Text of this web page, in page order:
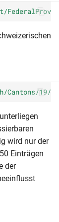
Cantons/19/
wird nur der
Einträgen
der